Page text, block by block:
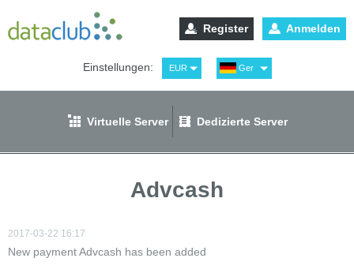
Register Anmelden
Einstellungen: EUR
USD
Ger
Eng
Virtuelle Server Dedizierte Server
Advcash
2017-03-22 16:17
New payment Advcash has been added